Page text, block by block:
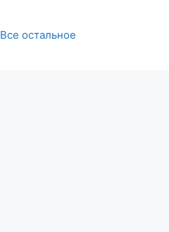
Все остальное